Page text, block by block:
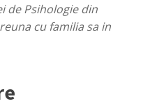
de Psihologie din
cu familia sa in